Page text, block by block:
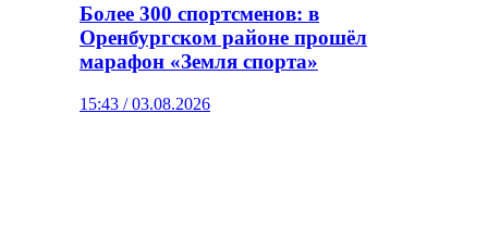
Более 300 спортсменов: в
Оренбургском районе прошёл
марафон «Земля спорта»
15:43 / 03.08.2026